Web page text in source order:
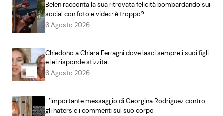
Belen racconta la sua ritrovata felicità bombardando sui
social con foto e video: è troppo?
6 Agosto 2026
Chiedono a Chiara Ferragni dove lasci sempre i suoi figli
e lei risponde stizzita
6 Agosto 2026
L’importante messaggio di Georgina Rodriguez contro
gli haters e i commenti sul suo corpo